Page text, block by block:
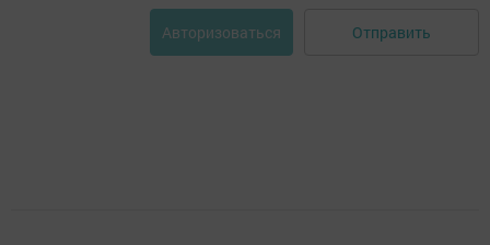
Авторизоваться Отправить